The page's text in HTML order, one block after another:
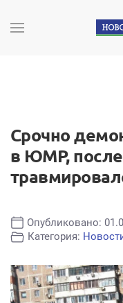
Срочно
в ЮМР, после
Опубликовано:
Категория: